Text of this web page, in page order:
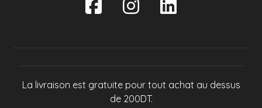
La livraison est gratuite pour tout achat au dessus
de 200DT.